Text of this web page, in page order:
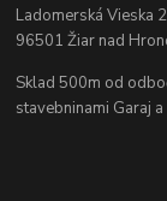
Ladomerská Vieska
96501 Žiar nad
Sklad 500m od
stavebninami Garaj a